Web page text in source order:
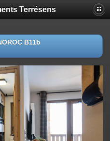
Terrésens
B11b